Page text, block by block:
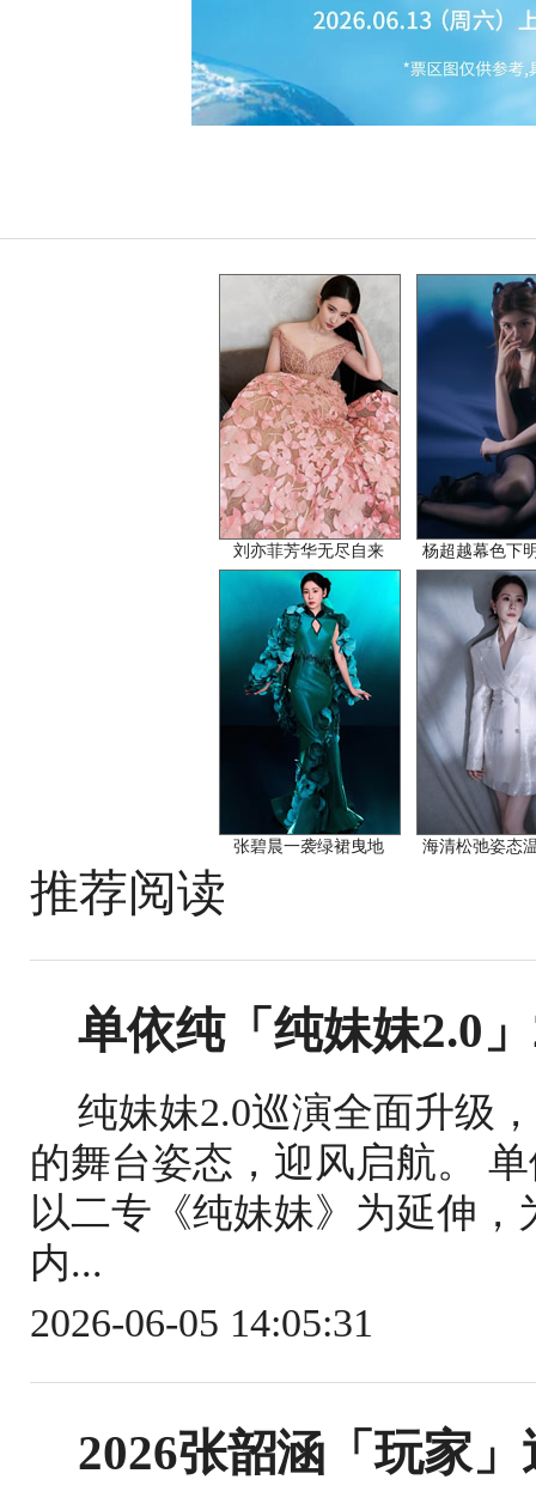
刘亦菲芳华无尽自来 杨超越幕色下
张碧晨一袭绿裙曳地 海清松弛姿态
推荐阅读
单依纯「纯妹妹2.0
纯妹妹2.0巡演全面升级
的舞台姿态，迎风启航。
以二专《纯妹妹》为延伸
内...
2026-06-05 14:05:31
2026张韶涵「玩家